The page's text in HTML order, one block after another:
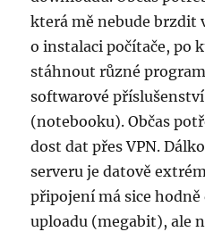
která mě nebude brzdit
o instalaci počítače, po
stáhnout různé
softwarové
(notebooku). Občas
dost dat přes VPN.
serveru je datově
připojení má sice
uploadu (megabit), ale